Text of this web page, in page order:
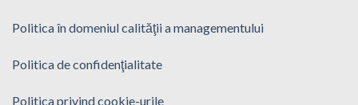
Politica în domeniul calităţii a managementului
Politica de confidenţialitate
Politica privind cookie-urile